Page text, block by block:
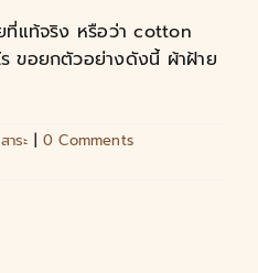
แท้จริง หรือว่า cotton
ขอยกตัวอย่างดังนี้ ผ้าฝ้าย
สาระ | 0 Comments